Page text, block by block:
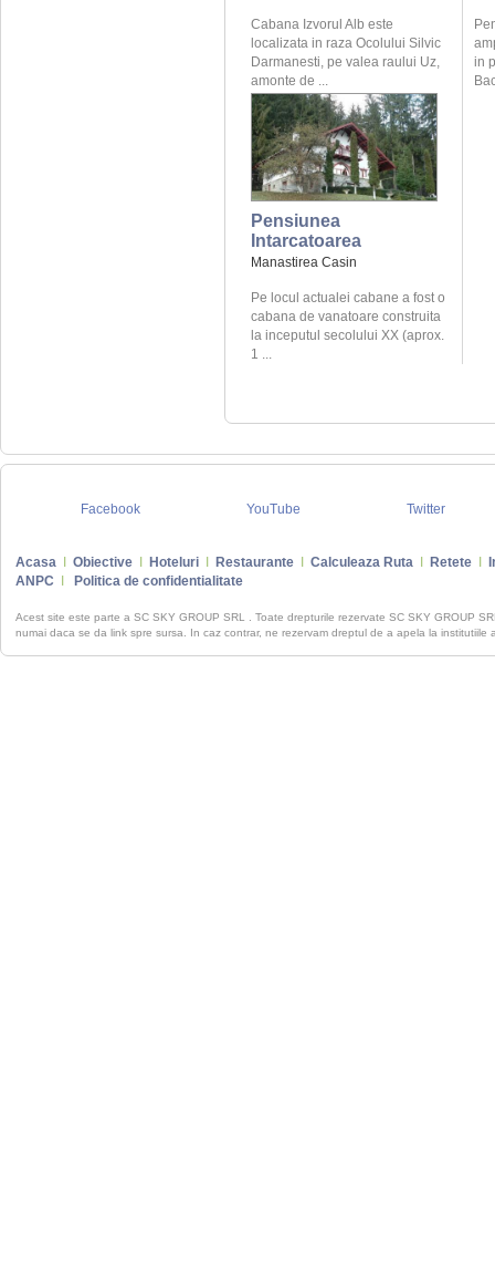
Cabana Izvorul Alb este
localizata in raza Ocolului Silvic
Darmanesti, pe valea raului Uz,
amonte de ...
in
Pensiunea
Intarcatoarea
Manastirea Casin
Pe locul actualei cabane a fost o
cabana de vanatoare construita
la inceputul secolului XX (aprox.
1 ...
Facebook YouTube Twitter
Acasa Obiective Hoteluri Restaurante Calculeaza Ruta Retete
ANPC
Politica de confidentialitate
Acest site este parte a SC SKY GROUP SRL . Toate drepturile rezervate SC SKY GROUP
numai daca se da link spre sursa. In caz contrar, ne rezervam dreptul de a apela la institutiile